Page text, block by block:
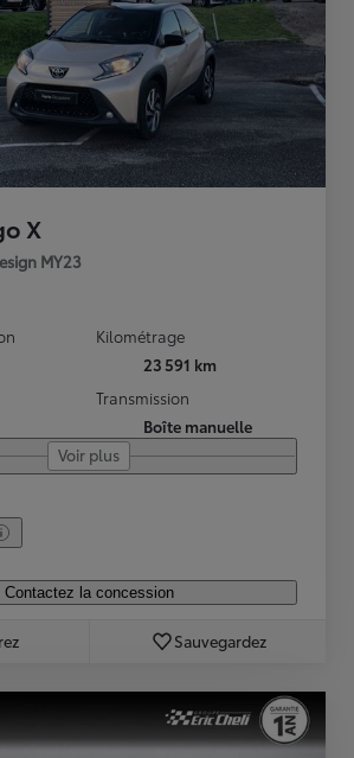
X
MY23
Kilométrage
23 591 km
Transmission
Boîte manuelle
Voir plus
Contactez la concession
Sauvegardez